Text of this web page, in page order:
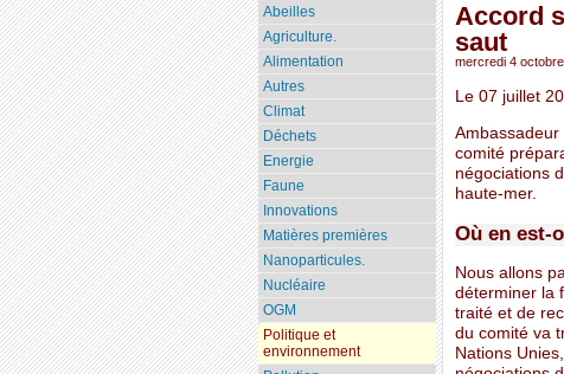
Accord
saut
mercredi 4
Le 07 juillet
comité
négociations
haute-mer.
Où en est-
Nous allons
déterminer la
traité et de
du comité va
Nations
Abeilles
Agriculture.
Alimentation
Autres
Climat
Déchets
Energie
Faune
Innovations
Matières premières
Nanoparticules.
Nucléaire
OGM
Politique et
environnement